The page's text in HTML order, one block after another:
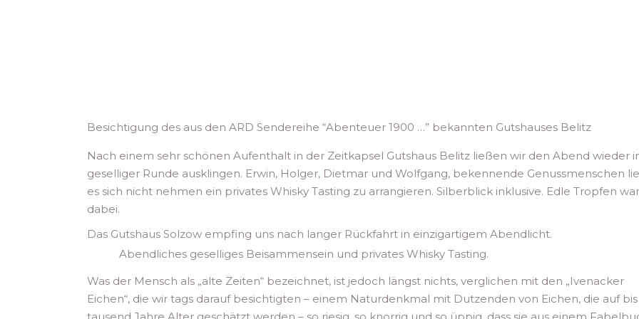
Besichtigung des aus den ARD Sendereihe “Abenteuer 1900 …” bekannten Gutshauses Belitz
Nach einem sehr schönen Aufenthalt in der Zeitkapsel Gutshaus Belitz ließen wir den Abend wieder
geselliger Runde ausklingen. Erwin, Holger, Dietmar und Wolfgang, bekennende Genussmenschen
es sich nicht nehmen ein privates Whisky Tasting zu arrangieren. Silberblick inklusive. Edle Tropfen
dabei.
Das Gutshaus Solzow empfing uns nach langer Rückfahrt in einzigartigem Abendlicht.
Abendliches geselliges Beisammensein und privates Whisky Tasting.
Was der Mensch als „alte Zeiten“ bezeichnet, ist jedoch längst nichts, verglichen mit den „Ivenacker
Eichen“, die wir tags darauf besichtigten – einem Naturdenkmal mit Dutzenden von Eichen, die auf bis